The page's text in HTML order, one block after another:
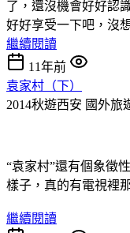
了，還沒機會好好認
好好享受一下吧，沒
繼續閱讀
11年前
袁家村（下）
2014秋遊西安 國外旅
“袁家村”還有個象徵
樣子，真的有電視裡
繼續閱讀